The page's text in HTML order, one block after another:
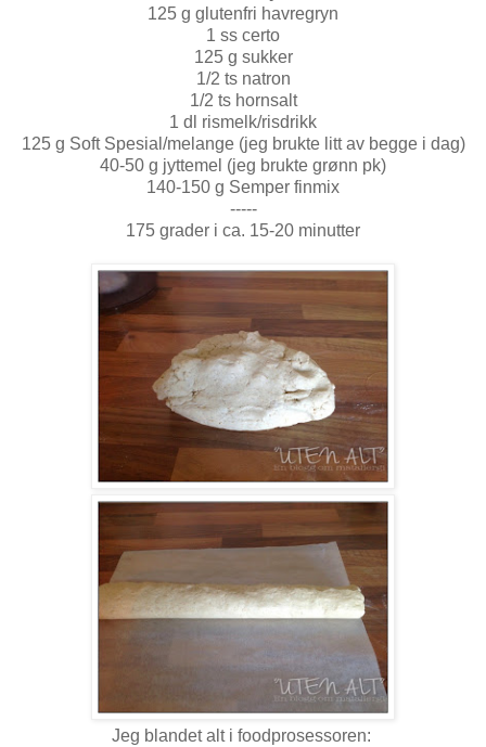
125 g glutenfri havregryn
1 ss certo
125 g sukker
1/2 ts natron
1/2 ts hornsalt
1 dl rismelk/risdrikk
125 g Soft Spesial/melange (jeg brukte litt av begge i dag)
40-50 g jyttemel (jeg brukte grønn pk)
140-150 g Semper finmix
-----
175 grader i ca. 15-20 minutter
Jeg blandet alt i foodprosessoren: